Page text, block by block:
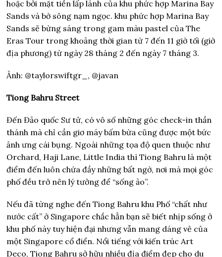
hoặc bởi mặt tiền lấp lánh của khu phức hợp Marina Bay
Sands và bờ sông nạm ngọc. khu phức hợp Marina Bay
Sands sẽ bừng sáng trong gam màu pastel của The
Eras Tour trong khoảng thời gian từ 7 đến 11 giờ tối (giờ
địa phương) từ ngày 28 tháng 2 đến ngày 7 tháng 3.
Ảnh: @taylorswiftgr_, @javan
Tiong Bahru Street
Đến Đảo quốc Sư tử, có vô số những góc check-in thần
thánh mà chỉ cần giơ máy bấm bừa cũng được một bức
ảnh ưng cái bụng. Ngoài những tọa độ quen thuộc như
Orchard, Haji Lane, Little India thì Tiong Bahru là một
điểm đến luôn chứa đầy những bất ngờ, nơi mà mọi góc
phố đều trở nên lý tưởng để “sống ảo”.
Nếu đã từng nghe đến Tiong Bahru khu Phố “chất như
nước cất” ở Singapore chắc hẳn bạn sẽ biết nhịp sống ở
khu phố này tuy hiện đại nhưng vẫn mang dáng vẻ của
một Singapore cổ điển. Nổi tiếng với kiến ​​trúc Art
Deco, Tiong Bahru sở hữu nhiều địa điểm đẹp cho du